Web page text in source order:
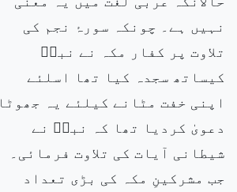
نہیں ہے۔ چونکہ سورۂ نجم کی
تلاوت پر کفار مکہ نے نبیۖ
کیساتھ سجدہ کیا تھا اسلئے
اپنی خفت مٹانے کیلئے یہ جھوٹا
دعویٰ کردیا تھا کہ نبیۖ نے
شیطانی آیات کی تلاوت فرمائی۔
جب مشرکینِ مکہ کی بڑی تعداد